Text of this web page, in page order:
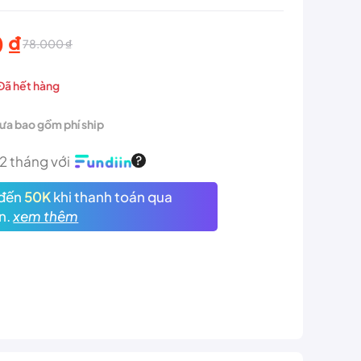
78.000₫
₫.
₫
₫.
hết hàng
bao gồm phí ship
tháng với
50Kkhi thanh toán qua
xem thêm